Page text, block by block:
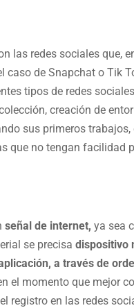
las redes sociales que,
caso de Snapchat o Tik
tipos de redes
creación de
sus primeros
que no tengan facilidad
señal de internet, ya sea
se precisadispositivo
a través de
el momento que mejor
registro en las redes